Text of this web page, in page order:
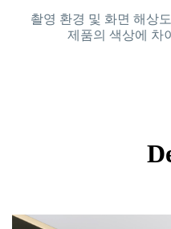
촬영 환경 및 화면 해상
제품의 색상에 차